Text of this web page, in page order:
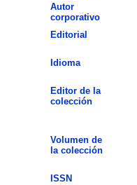
Autor
corporativo
Editorial
Idioma
Editor de la
colección
Volumen de
la colección
ISSN